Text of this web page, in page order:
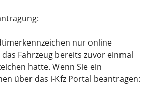
nur online
Fahrzeug bereits zuvor einmal
hatte. Wenn Sie ein
über das i-Kfz Portal beantragen: